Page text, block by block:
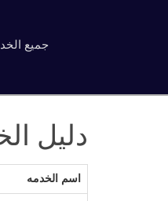
جميع
دليل
اسم الخدمه